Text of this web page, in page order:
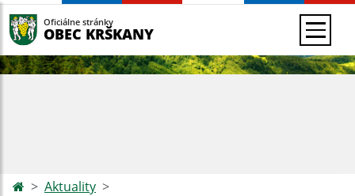
Oficiálne stránky
OBEC KRŠKANY
Aktuality